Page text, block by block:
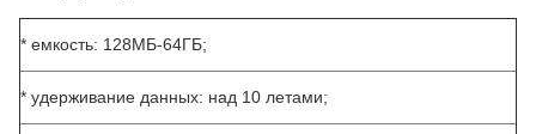
* емкость: 128МБ-64ГБ;
* удерживание данных: над 10 летами;